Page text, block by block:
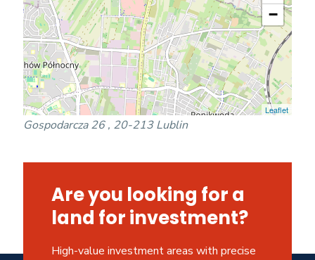
−
Leaflet
Gospodarcza 26 , 20-213 Lublin
Are you looking for a
land for investment?
High-value investment areas with precise